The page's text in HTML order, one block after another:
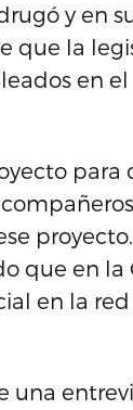
y en
que la
en
para
que en
en la
una